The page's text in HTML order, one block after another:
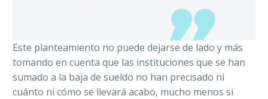
Este planteamiento no puede dejarse de lado y más
tomando en cuenta que las instituciones que se han
sumado a la baja de sueldo no han precisado ni
cuánto ni cómo se llevará acabo, mucho menos si